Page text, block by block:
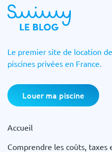
Le premier site de location de
piscines privées en France.
Louer ma piscine
Accueil
Comprendre les coûts, taxes